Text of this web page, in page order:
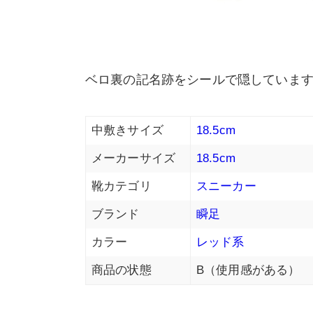
ベロ裏の記名跡をシールで隠しています
中敷きサイズ 18.5cm
メーカーサイズ 18.5cm
靴カテゴリ スニーカー
ブランド 瞬足
カラー レッド系
商品の状態 B（使用感がある）